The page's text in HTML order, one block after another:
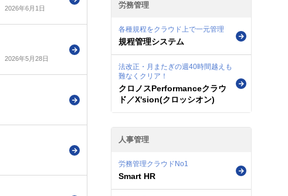
2026年6月1日
2026年5月28日
労務管理
各種規程をクラウド上で一元管理
規程管理システム
法改正・月またぎの週40時間越えも
難なくクリア！
クロノスPerformanceクラウ
ド／X'sion(クロッシオン)
人事管理
労務管理クラウドNo1
Smart HR